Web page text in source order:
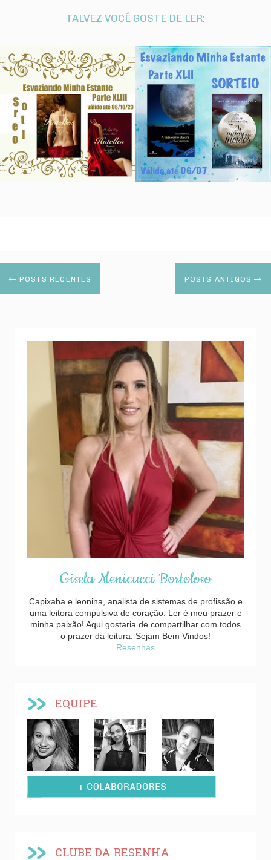
TALVEZ VOCÊ GOSTE DE LER:
POSTS RECENTES POSTS ANTIGOS
Gisela Menicucci Bortoloso
Capixaba e leonina, analista de sistemas de profissão e
uma leitora compulsiva de coração. Ler é meu prazer e
minha paixão! Aqui gostaria de compartilhar com todos
o prazer da leitura. Sejam Bem Vindos!
Resenhas
EQUIPE
CLUBE DA RESENHA